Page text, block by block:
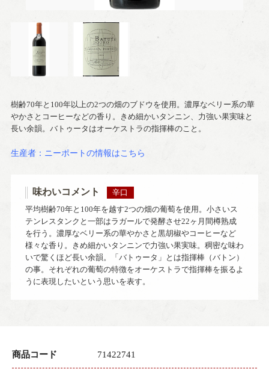
樹齢70年と100年以上の2つの畑のブドウを使用。濃厚なベリー系の華
やかさとコーヒーなどの香り。きめ細かいタンニン、力強い果実味と
長い余韻。バトゥータはオーケストラの指揮棒のこと。
生産者：ニーポートの情報はこちら
味わいコメント
辛口
平均樹齢70年と100年を越す2つの畑の葡萄を使用。小さいス
テンレスタンクと一部はラガールで発酵させ22ヶ月間樽熟成
を行う。濃厚なベリー系の華やかさと黒胡椒やコーヒーなど
様々な香り。きめ細かいタンニンで力強い果実味。稠密な味わ
いで驚くほど長い余韻。「バトゥータ」とは指揮棒（バトン）
の事。それぞれの葡萄の特徴をオーケストラで指揮棒を振るよ
うに表現したいという思いを表す。
商品コード 71422741